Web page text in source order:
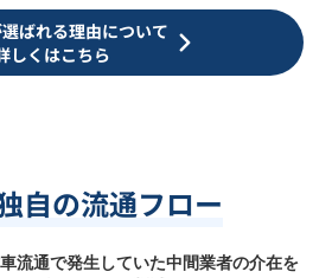
ばれる理由について
しくはこちら
自の流通フロー
流通で発生していた中間業者の介在を